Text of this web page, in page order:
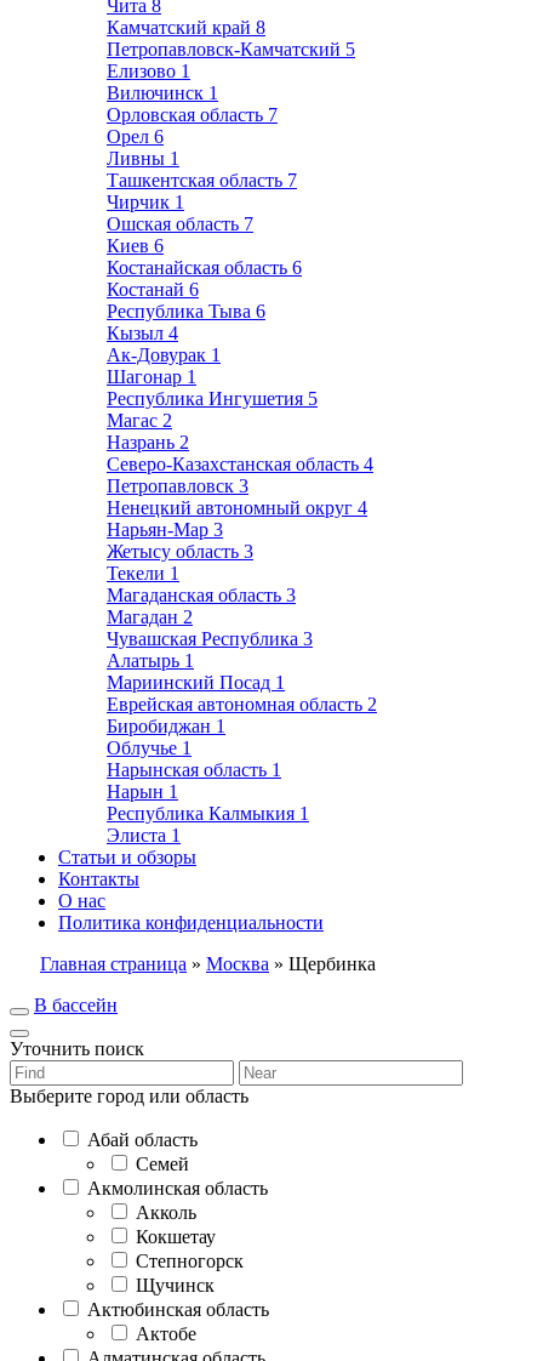
Чита 8
Камчатский край 8
Петропавловск-Камчатский 5
Елизово 1
Вилючинск 1
Орловская область 7
Орел 6
Ливны 1
Ташкентская область 7
Чирчик 1
Ошская область 7
Киев 6
Костанайская область 6
Костанай 6
Республика Тыва 6
Кызыл 4
Ак-Довурак 1
Шагонар 1
Республика Ингушетия 5
Магас 2
Назрань 2
Северо-Казахстанская область 4
Петропавловск 3
Ненецкий автономный округ 4
Нарьян-Мар 3
Жетысу область 3
Текели 1
Магаданская область 3
Магадан 2
Чувашская Республика 3
Алатырь 1
Мариинский Посад 1
Еврейская автономная область 2
Биробиджан 1
Облучье 1
Нарынская область 1
Нарын 1
Республика Калмыкия 1
Элиста 1
Статьи и обзоры
Контакты
О нас
Политика конфиденциальности
Главная страница » Москва » Щербинка
В бассейн
Уточнить поиск
Выберите город или область
Абай область
Семей
Акмолинская область
Акколь
Кокшетау
Степногорск
Щучинск
Актюбинская область
Актобе